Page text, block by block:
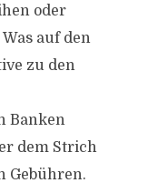
oder
auf den
zu den
Banken
dem Strich
Gebühren.